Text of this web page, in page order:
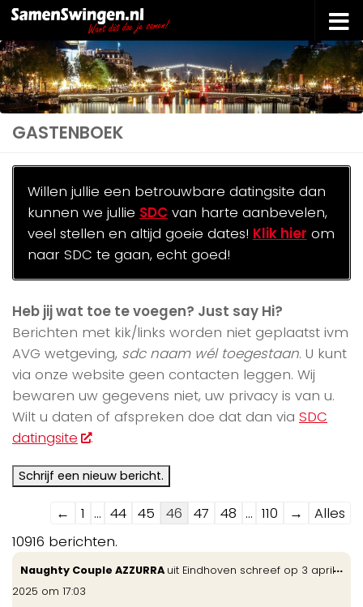
Doorgaan naar inhoud
GASTENBOEK
Willen jullie een betrouwbare datingsite dan
kunnen we jullie SDCvan harte aanbevelen,
veel stellen en altijd goeie dates! Klik hier om
naar SDC te gaan, echt goed!
Heb jij wat toe te voegen? Just say Hi?
Berichten met kik/links worden niet geplaatst ivm
AVG wetgeving, sdc naam wél toegestaan. U kunt
via onze website geen contacten leggen. Wij
bewaren uw gegevens niet, uw privacy is van u.
Wilt u daten of afspreken doe dat dan via SDC
datingsite
.
Navigatie
door
de
gastenboek-
lijst
← 1 ... 44 45 46 47 48 ... 110 →
Alles
10916 berichten.
Naughty Couple AZZURRA uit Eindhoven schreef op 3 april
2025 om 17:03
...